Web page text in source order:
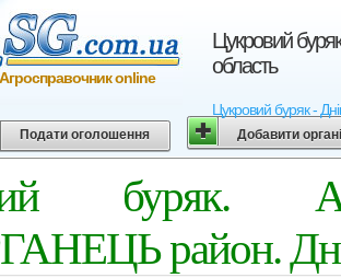
Цукровий
область
Цукровий буряк -
Агросправочник online
Подати оголошення Добавити
буряк.
район.